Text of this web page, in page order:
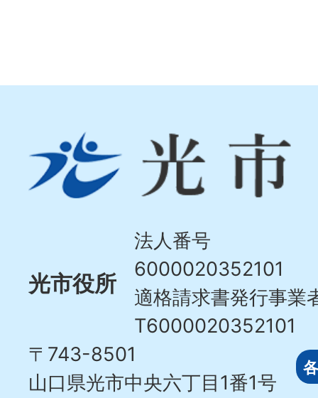
市
Hikari
光市役所
法人番号
6000020352101
適格請求書発行事業
T6000020352101
〒743-8501
山口県光市中央六丁目1番1号